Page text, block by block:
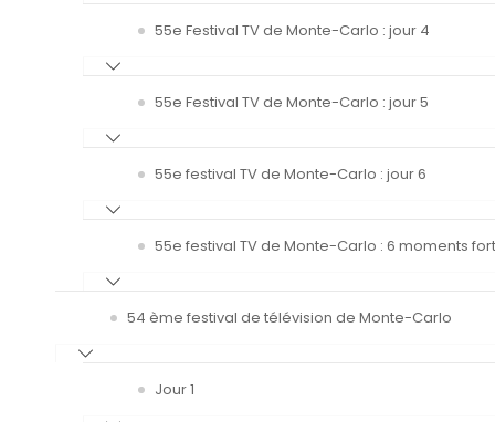
55e Festival TV de Monte-Carlo : jour 4
55e Festival TV de Monte-Carlo : jour 5
55e festival TV de Monte-Carlo : jour 6
55e festival TV de Monte-Carlo : 6 moments
54 ème festival de télévision de Monte-Carlo
Jour 1